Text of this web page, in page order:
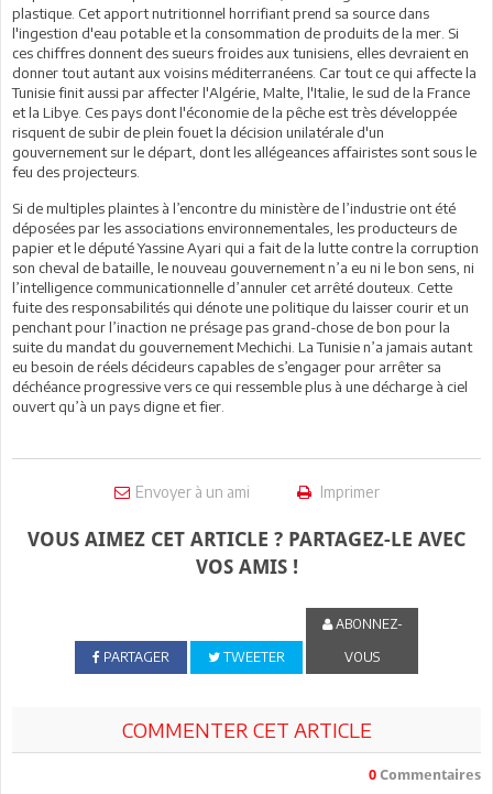
plastique. Cet apport nutritionnel horrifiant prend sa source dans
l'ingestion d'eau potable et la consommation de produits de la mer. Si
ces chiffres donnent des sueurs froides aux tunisiens, elles devraient en
donner tout autant aux voisins méditerranéens. Car tout ce qui affecte la
Tunisie finit aussi par affecter l'Algérie, Malte, l'Italie, le sud de la France
et la Libye. Ces pays dont l'économie de la pêche est très développée
risquent de subir de plein fouet la décision unilatérale d'un
gouvernement sur le départ, dont les allégeances affairistes sont sous le
feu des projecteurs.
Si de multiples plaintes à l’encontre du ministère de l’industrie ont été
déposées par les associations environnementales, les producteurs de
papier et le député Yassine Ayari qui a fait de la lutte contre la corruption
son cheval de bataille, le nouveau gouvernement n’a eu ni le bon sens, ni
l’intelligence communicationnelle d’annuler cet arrêté douteux. Cette
fuite des responsabilités qui dénote une politique du laisser courir et un
penchant pour l’inaction ne présage pas grand-chose de bon pour la
suite du mandat du gouvernement Mechichi. La Tunisie n’a jamais autant
eu besoin de réels décideurs capables de s’engager pour arrêter sa
déchéance progressive vers ce qui ressemble plus à une décharge à ciel
ouvert qu’à un pays digne et fier.
Envoyer à un ami Imprimer
VOUS AIMEZ CET ARTICLE ? PARTAGEZ-LE AVEC
VOS AMIS !
PARTAGER TWEETER
ABONNEZ-
VOUS
COMMENTER CET ARTICLE
0 Commentaires